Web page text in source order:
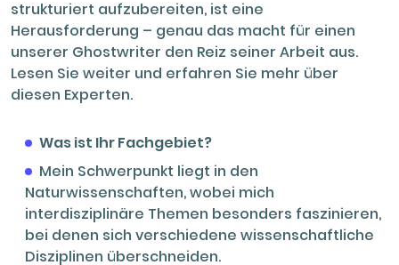
strukturiert aufzubereiten, ist eine
Herausforderung – genau das macht für einen
unserer Ghostwriter den Reiz seiner Arbeit aus.
Lesen Sie weiter und erfahren Sie mehr über
diesen Experten.
Was ist Ihr Fachgebiet?
Mein Schwerpunkt liegt in den
Naturwissenschaften, wobei mich
interdisziplinäre Themen besonders faszinieren,
bei denen sich verschiedene wissenschaftliche
Disziplinen überschneiden.